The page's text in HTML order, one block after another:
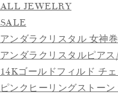
ALL JEWELRY
SALE
アンダラクリスタル 女神
アンダラクリスタルピア
14Kゴールドフィルド チ
ピンクヒーリングストー